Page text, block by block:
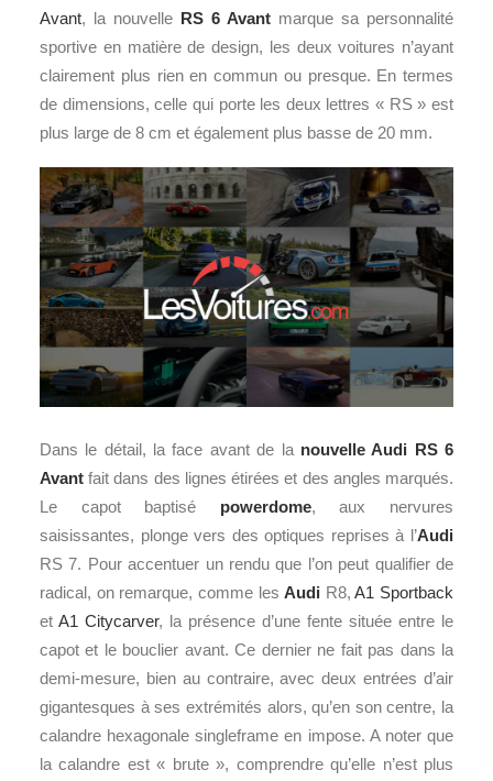
Avant, la nouvelle RS 6 Avant marque sa personnalité
sportive en matière de design, les deux voitures n’ayant
clairement plus rien en commun ou presque. En termes
de dimensions, celle qui porte les deux lettres « RS » est
plus large de 8 cm et également plus basse de 20 mm.
Dans le détail, la face avant de la nouvelle Audi RS 6
Avant fait dans des lignes étirées et des angles marqués.
Le capot baptisé powerdome, aux nervures
saisissantes, plonge vers des optiques reprises à l’Audi
RS 7. Pour accentuer un rendu que l’on peut qualifier de
radical, on remarque, comme lesAudi R8,A1 Sportback
et A1 Citycarver, la présence d’une fente située entre le
capot et le bouclier avant. Ce dernier ne fait pas dans la
demi-mesure, bien au contraire, avec deux entrées d’air
gigantesques à ses extrémités alors, qu’en son centre, la
calandre hexagonale singleframe en impose. A noter que
la calandre est « brute », comprendre qu’elle n’est plus